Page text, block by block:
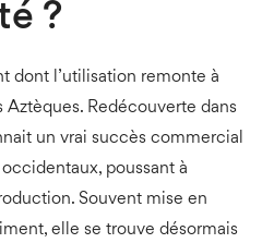
?
dont l’utilisation remonte à
Aztèques. Redécouverte dans
un vrai succès commercial
poussant à
Souvent mise en
elle se trouve désormais